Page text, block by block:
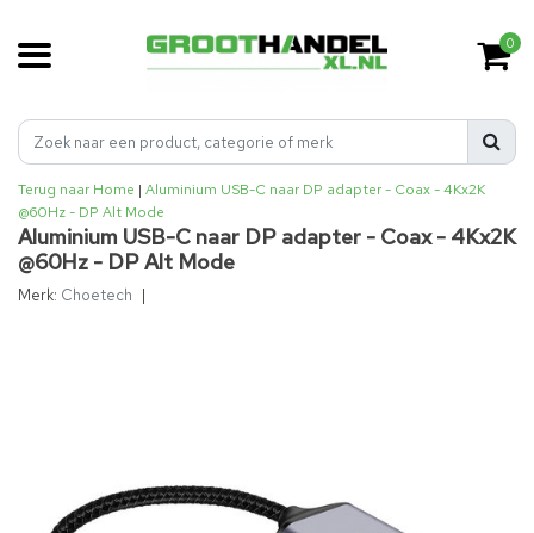
0
Terug naar Home | Aluminium USB-C naar DP adapter - Coax - 4Kx2K
@60Hz - DP Alt Mode
Aluminium USB-C naar DP adapter - Coax - 4Kx2K
@60Hz - DP Alt Mode
Merk: Choetech |